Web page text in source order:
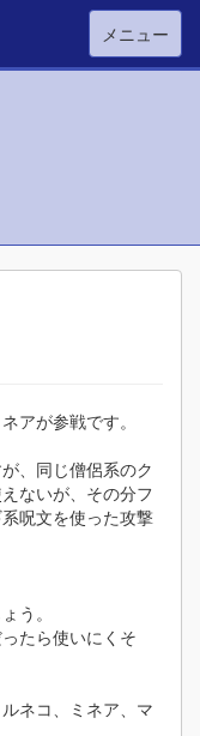
メニュー
アが参戦です。
、同じ僧侶系のク
ないが、その分フ
呪文を使った攻撃
う。
たら使いにくそ
ネコ、ミネア、マ